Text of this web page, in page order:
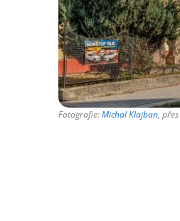
Fotografie:Michal Klajban,